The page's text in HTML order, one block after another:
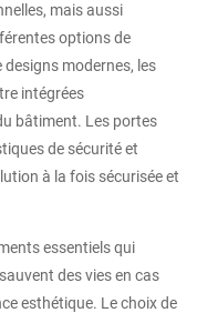
mais aussi
options de
modernes, les
intégrées
bâtiment. Les portes
de sécurité et
à la fois sécurisée et
essentiels qui
des vies en cas
esthétique. Le choix de